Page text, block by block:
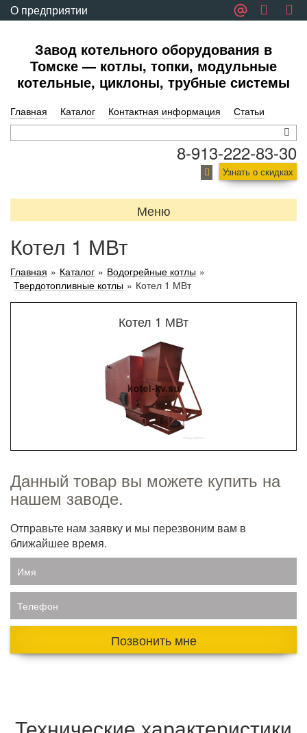
О предприятии
Завод котельного оборудования в
Томске — котлы, топки, модульные
котельные, циклоны, трубные системы
Главная Каталог Контактная информация Статьи
8-913-222-83-30
Узнать о скидках
Меню
Котел 1 МВт
Главная » Каталог » Водогрейные котлы »
Твердотопливные котлы » Котел 1 МВт
Котел 1 МВт
Данный товар вы можете купить на
нашем заводе.
Отправьте нам заявку и мы перезвоним вам в
ближайшее время.
Имя
Телефон
Позвонить мне